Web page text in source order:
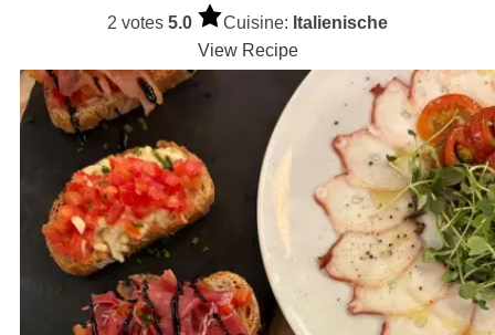
2 votes 5.0 Cuisine: Italienische
View Recipe